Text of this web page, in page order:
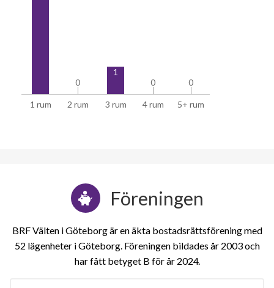
1 rum 2 rum 3 rum 4 rum 5+ rum
0
0
1
0
0 0
0
Föreningen
BRF Välten i Göteborg är en äkta bostadsrättsförening med
52 lägenheter i Göteborg. Föreningen bildades år 2003 och
har fått betyget B för år 2024